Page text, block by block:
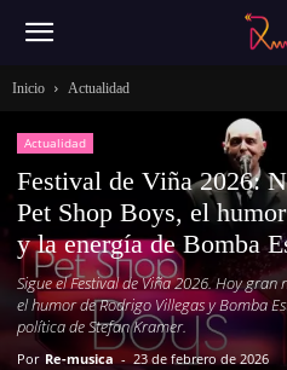
Inicio Actualidad
Actualidad
Festival de Viña 2026:
Pet Shop Boys, el
y la energía de Bomba
Sigue el Festival de Viña 2026. Hoy gran
el humor de Rodrigo Villegas y Bomba
política de Stefan Kramer.
Por Re-musica - 23 de febrero de 2026